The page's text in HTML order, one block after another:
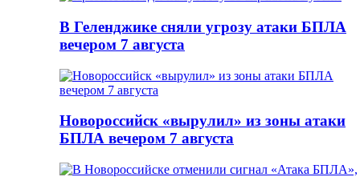
В Геленджике сняли угрозу атаки БПЛА
вечером 7 августа
Новороссийск «вырулил» из зоны атаки
БПЛА вечером 7 августа